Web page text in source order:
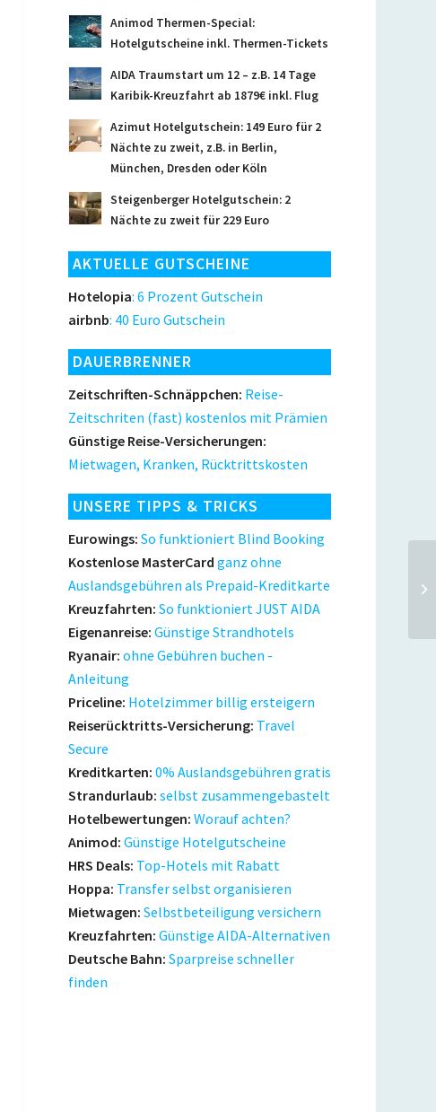
Animod Thermen-Special:
Hotelgutscheine inkl. Thermen-Tickets
AIDA Traumstart um 12 – z.B. 14 Tage
Karibik-Kreuzfahrt ab 1879€ inkl. Flug
Azimut Hotelgutschein: 149 Euro für 2
Nächte zu zweit, z.B. in Berlin,
München, Dresden oder Köln
Steigenberger Hotelgutschein: 2
Nächte zu zweit für 229 Euro
AKTUELLE GUTSCHEINE
Hotelopia: 6 Prozent Gutschein
airbnb: 40 Euro Gutschein
DAUERBRENNER
Zeitschriften-Schnäppchen: Reise-
Zeitschriten (fast) kostenlos mit Prämien
Günstige Reise-Versicherungen:
Mietwagen, Kranken, Rücktrittskosten
UNSERE TIPPS & TRICKS
Eurowings: So funktioniert Blind Booking
Kostenlose MasterCard ganz ohne
Auslandsgebühren als Prepaid-Kreditkarte
Kreuzfahrten: So funktioniert JUST AIDA
Eigenanreise: Günstige Strandhotels
Ryanair: ohne Gebühren buchen -
Anleitung
Priceline: Hotelzimmer billig ersteigern
Reiserücktritts-Versicherung: Travel
Secure
Kreditkarten: 0% Auslandsgebühren gratis
Strandurlaub: selbst zusammengebastelt
Hotelbewertungen: Worauf achten?
Animod: Günstige Hotelgutscheine
HRS Deals: Top-Hotels mit Rabatt
Hoppa: Transfer selbst organisieren
Mietwagen: Selbstbeteiligung versichern
Kreuzfahrten: Günstige AIDA-Alternativen
Deutsche Bahn: Sparpreise schneller
finden